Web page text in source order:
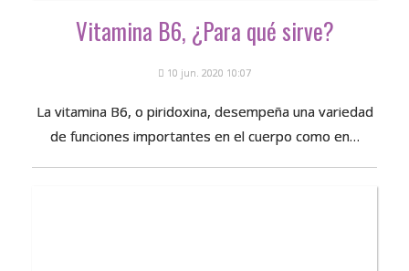
Vitamina B6, ¿Para qué sirve?
10 jun. 2020 10:07
La vitamina B6, o piridoxina, desempeña una variedad
de funciones importantes en el cuerpo como en…